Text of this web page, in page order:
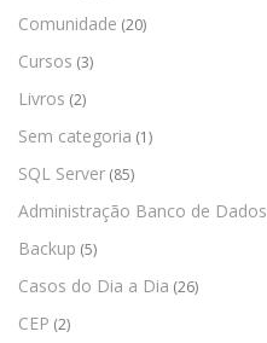
Comunidade (20)
Cursos (3)
Livros (2)
Sem categoria (1)
SQL Server (85)
Administração Banco de Dados
Backup (5)
Casos do Dia a Dia (26)
CEP (2)